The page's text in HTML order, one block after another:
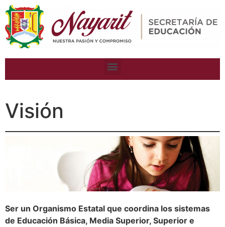
Visión
Ser un Organismo Estatal que coordina los sistemas
de Educación Básica, Media Superior, Superior e